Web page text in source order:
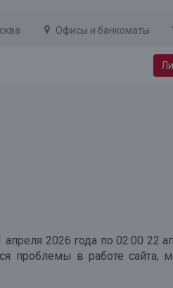
Офисы и банкоматы
2026 года по 02:00 22
проблемы в работе сайта,